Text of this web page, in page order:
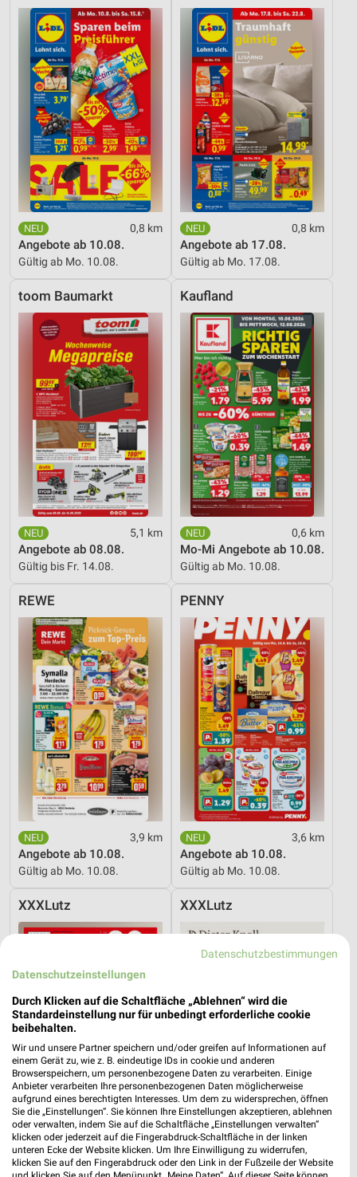
0,8 km
Angebote ab 10.08.
Gültig ab Mo. 10.08.
0,8 km
Angebote ab 17.08.
Gültig ab Mo. 17.08.
toom Baumarkt
5,1 km
Angebote ab 08.08.
Gültig bis Fr. 14.08.
Kaufland
0,6 km
Mo-Mi Angebote ab 10.08.
Gültig ab Mo. 10.08.
REWE
3,9 km
Angebote ab 10.08.
Gültig ab Mo. 10.08.
PENNY
3,6 km
Angebote ab 10.08.
Gültig ab Mo. 10.08.
XXXLutz
18,8 km
Wohnen Spezial
XXXLutz
18,8 km
Dieter Knoll
Datenschutzbestimmungen
Datenschutzeinstellungen
Durch Klicken auf die Schaltfläche „Ablehnen“ wird die
Standardeinstellung nur für unbedingt erforderliche cookie
beibehalten.
Wir und unsere Partner speichern und/oder greifen auf Informationen auf
einem Gerät zu, wie z. B. eindeutige IDs in cookie und anderen
Browserspeichern, um personenbezogene Daten zu verarbeiten. Einige
Anbieter verarbeiten Ihre personenbezogenen Daten möglicherweise
aufgrund eines berechtigten Interesses. Um dem zu widersprechen, öffnen
Sie die „Einstellungen“. Sie können Ihre Einstellungen akzeptieren, ablehnen
oder verwalten, indem Sie auf die Schaltfläche „Einstellungen verwalten“
klicken oder jederzeit auf die Fingerabdruck-Schaltfläche in der linken
unteren Ecke der Website klicken. Um Ihre Einwilligung zu widerrufen,
klicken Sie auf den Fingerabdruck oder den Link in der Fußzeile der Website